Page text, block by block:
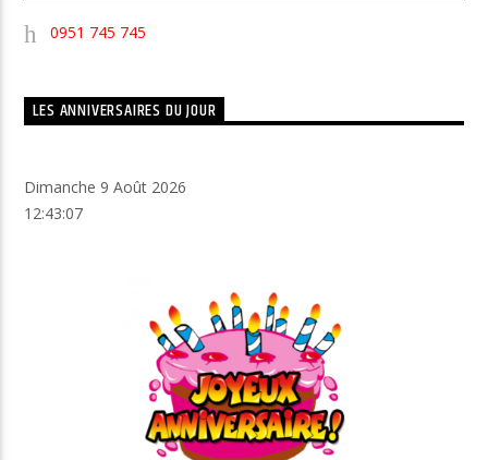
0951 745 745
LES ANNIVERSAIRES DU JOUR
Dimanche 9 Août 2026
12:43:07